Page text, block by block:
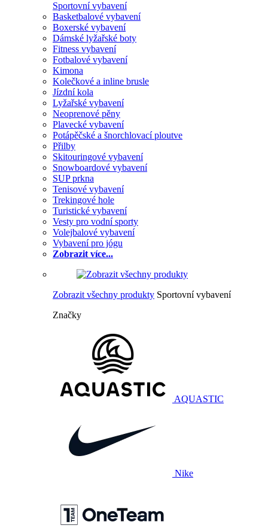
Sportovní vybavení
Basketbalové vybavení
Boxerské vybavení
Dámské lyžařské boty
Fitness vybavení
Fotbalové vybavení
Kimona
Kolečkové a inline brusle
Jízdní kola
Lyžařské vybavení
Neoprenové pěny
Plavecké vybavení
Potápěčské a šnorchlovací ploutve
Přilby
Skitouringové vybavení
Snowboardové vybavení
SUP prkna
Tenisové vybavení
Trekingové hole
Turistické vybavení
Vesty pro vodní sporty
Volejbalové vybavení
Vybavení pro jógu
Zobrazit více...
Zobrazit všechny produkty Sportovní vybavení
Značky
AQUASTIC
Nike